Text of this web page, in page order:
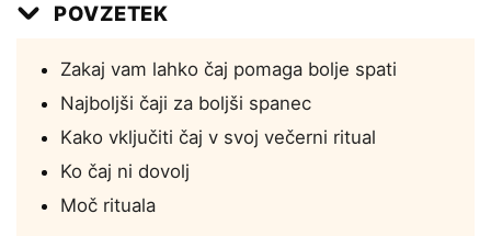
POVZETEK
Zakaj vam lahko čaj pomaga bolje spati
Najboljši čaji za boljši spanec
Kako vključiti čaj v svoj večerni ritual
Ko čaj ni dovolj
Moč rituala